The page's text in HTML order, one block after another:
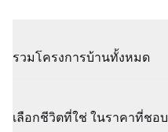
รวมโครงการบ้านทั้งหมด
เลือกชีวิตที่ใช่ ในราคาที่ชอบ